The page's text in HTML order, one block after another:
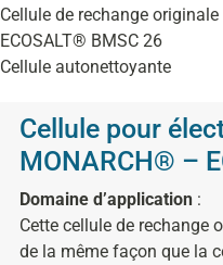
Cellule de rechange
ECOSALT® BMSC 26
Cellule autonettoyante
Cellule pour
MONARCH® –
Domaine d’application :
Cette cellule de rechange
de la même façon que la